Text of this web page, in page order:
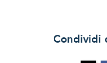
Condividi